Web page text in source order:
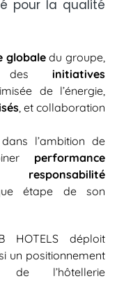
pour la qualité
globaledu groupe,
desinitiatives
de l’énergie,
, et collaboration
l’ambition de
performance
étape de son
HOTELS déploit
un positionnement
de l’hôtellerie